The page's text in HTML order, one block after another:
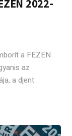
2022-
a FEZEN
az
a djent